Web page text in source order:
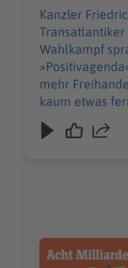
Kanzler
Transatlantiker
Wahlkampf
mehr
kaum etwas
Vereinigten
Deutschland
vorerst
von »Acht
mit Marina
Leiterin des
Audiotitel -